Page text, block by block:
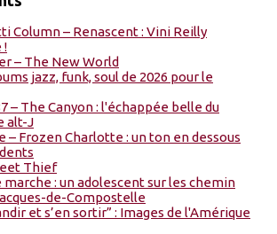
Column – Renascent : Vini Reilly
!
– The New World
jazz, funk, soul de 2026 pour le
– The Canyon : l'échappée belle du
alt-J
– Frozen Charlotte : un ton en dessous
Thief
marche : un adolescent sur les chemin
de-Compostelle
et s’en sortir” : Images de l'Amérique